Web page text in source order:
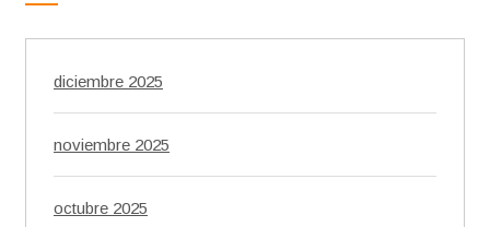
diciembre 2025
noviembre 2025
octubre 2025